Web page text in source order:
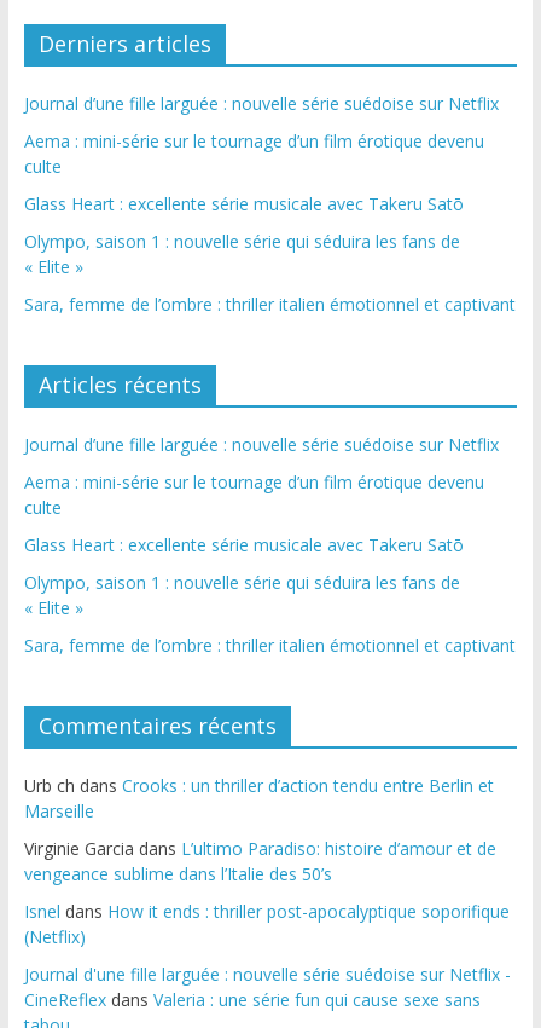
Derniers articles
Journal d’une fille larguée : nouvelle série suédoise sur Netflix
Aema : mini-série sur le tournage d’un film érotique devenu
culte
Glass Heart : excellente série musicale avec Takeru Satō
Olympo, saison 1 : nouvelle série qui séduira les fans de
« Elite »
Sara, femme de l’ombre : thriller italien émotionnel et captivant
Articles récents
Journal d’une fille larguée : nouvelle série suédoise sur Netflix
Aema : mini-série sur le tournage d’un film érotique devenu
culte
Glass Heart : excellente série musicale avec Takeru Satō
Olympo, saison 1 : nouvelle série qui séduira les fans de
« Elite »
Sara, femme de l’ombre : thriller italien émotionnel et captivant
Commentaires récents
Urb ch dans Crooks : un thriller d’action tendu entre Berlin et
Marseille
Virginie Garcia dans L’ultimo Paradiso: histoire d’amour et de
vengeance sublime dans l’Italie des 50’s
Isnel dans How it ends : thriller post-apocalyptique soporifique
(Netflix)
Journal d'une fille larguée : nouvelle série suédoise sur Netflix -
CineReflexdans Valeria : une série fun qui cause sexe sans